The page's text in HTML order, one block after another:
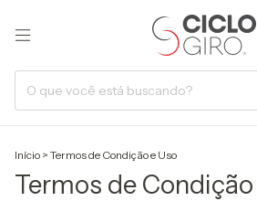
Início > Termos de Condição e Uso
Termos de